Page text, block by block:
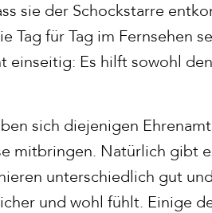
sie der Schockstarre
Tag für Tag im Fernsehen
einseitig: Es hilft sowohl
sich diejenigen
mitbringen. Natürlich gibt
unterschiedlich gut
und wohl fühlt. Einige